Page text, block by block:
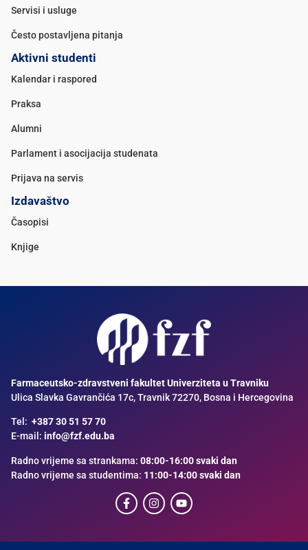
Servisi i usluge
Često postavljena pitanja
Aktivni studenti
Kalendar i raspored
Praksa
Alumni
Parlament i asocijacija studenata
Prijava na servis
Izdavaštvo
Časopisi
Knjige
Farmaceutsko-zdravstveni fakultet Univerziteta u Travniku
Ulica Slavka Gavrančića 17c, Travnik 72270, Bosna i Hercegovina
Tel: +387 30 51 57 70
E-mail: info@fzf.edu.ba
Radno vrijeme sa strankama: 08:00-16:00 svaki dan
Radno vrijeme sa studentima: 11:00-14:00 svaki dan